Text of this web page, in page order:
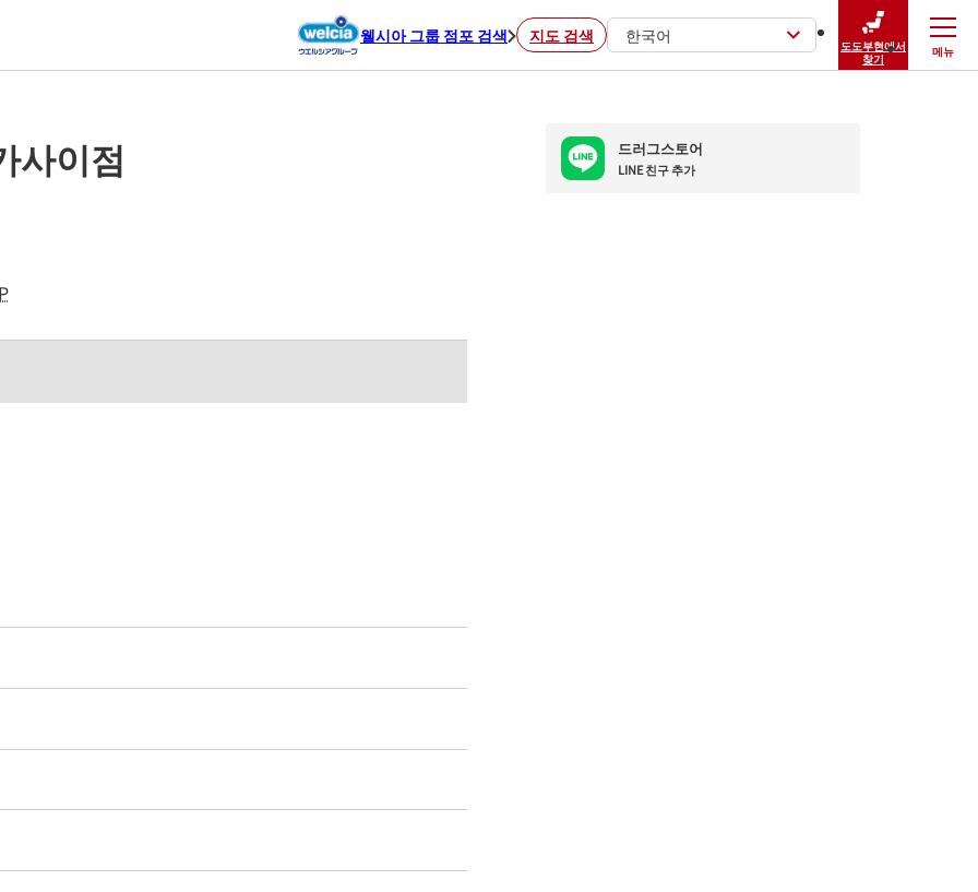
웰시아 그룹 점포 검색 지도 검색 한국어
도도부현에서
찾기
메뉴
닫기
사이점 드러그스토어
LINE 친구 추가